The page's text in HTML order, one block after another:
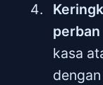
perban
kasa